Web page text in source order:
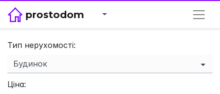
prostodom
Тип нерухомості:
Ціна: